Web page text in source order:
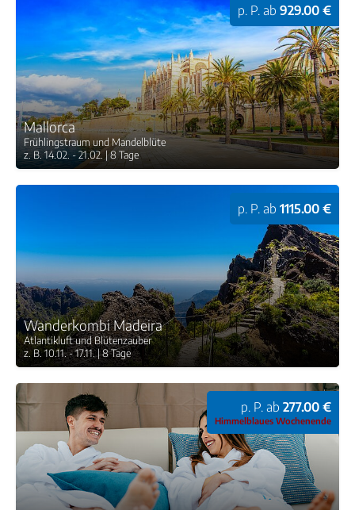
p. P. ab 929.00 €
Mallorca
Frühlingstraum und Mandelblüte
z. B. 14.02. - 21.02. | 8 Tage
p. P. ab 1115.00 €
Wanderkombi Madeira
Atlantikluft und Blütenzauber
z. B. 10.11. - 17.11. | 8 Tage
p. P. ab 277.00 €
Himmelblaues Wochenende